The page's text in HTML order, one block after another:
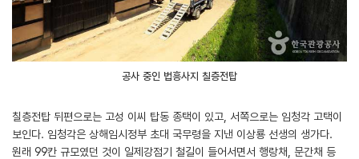
공사 중인 법흥사지 칠층전탑
칠층전탑 뒤편으로는 고성 이씨 탑동 종택이 있고, 서쪽으로는 임청각 고택이
보인다. 임청각은 상해임시정부 초대 국무령을 지낸 이상룡 선생의 생가다.
원래 99칸 규모였던 것이 일제강점기 철길이 들어서면서 행랑채, 문간채 등